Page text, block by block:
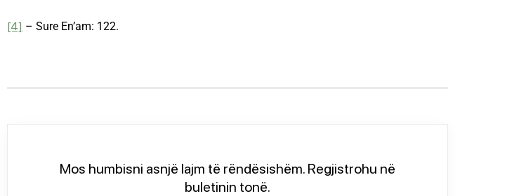
[4] – Sure En’am: 122.
Mos humbisni asnjë lajm të rëndësishëm. Regjistrohu në
buletinin tonë.